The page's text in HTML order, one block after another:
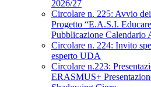
2026/27
Circolare n. 225: Avvio
Progetto “E.A.S.I.
Pubblicazione Calendario
Circolare n. 224: Invito
esperto UDA
Circolare n.223:
ERASMUS+